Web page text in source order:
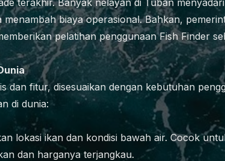
terakhir. Banyak nelayan di Tuban
biaya operasional. Bahkan,
pelatihan penggunaan Fish Finder
dan fitur, disesuaikan dengan kebutuhan
di dunia:
lokasi ikan dan kondisi bawah air. Cocok
dan harganya terjangkau.